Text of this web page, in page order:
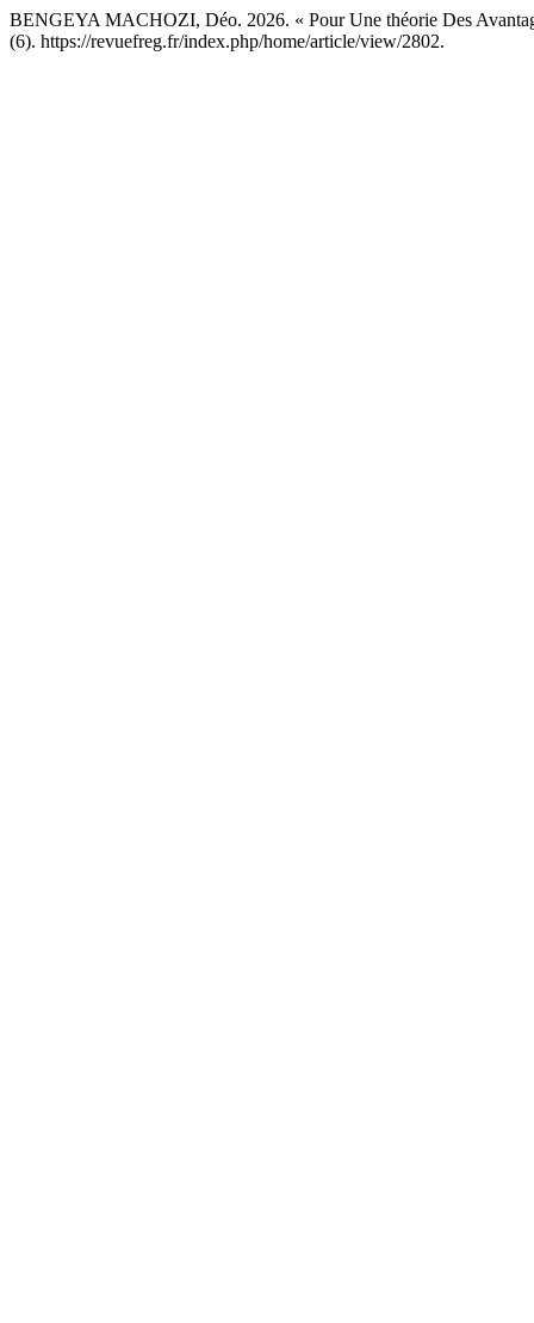
BENGEYA MACHOZI, Déo. 2026. « Pour Une théorie Des
(6). https://revuefreg.fr/index.php/home/article/view/2802.